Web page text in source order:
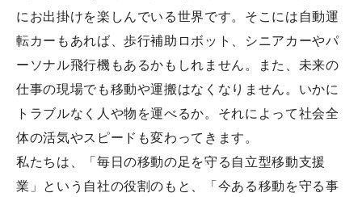
お問い合わせ
にお出掛けを楽しんでいる世界です。そこには自動運
転カーもあれば、歩行補助ロボット、シニアカーやパ
ーソナル飛行機もあるかもしれません。また、未来の
仕事の現場でも移動や運搬はなくなりません。いかに
トラブルなく人や物を運べるか。それによって社会全
体の活気やスピードも変わってきます。
私たちは、「毎日の移動の足を守る自立型移動支援
業」という自社の役割のもと、「今ある移動を守る事